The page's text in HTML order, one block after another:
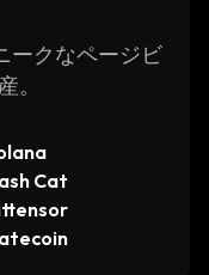
ークなページビ
。
Cat